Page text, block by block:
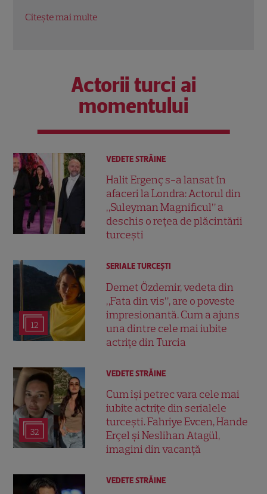
Citește mai multe
Actorii turci ai
momentului
VEDETE STRĂINE
Halit Ergenç s-a lansat în
afaceri la Londra: Actorul din
„Suleyman Magnificul” a
deschis o rețea de plăcintării
turcești
12
SERIALE TURCEŞTI
Demet Özdemir, vedeta din
„Fata din vis”, are o poveste
impresionantă. Cum a ajuns
una dintre cele mai iubite
actrițe din Turcia
32
VEDETE STRĂINE
Cum își petrec vara cele mai
iubite actrițe din serialele
turcești. Fahriye Evcen, Hande
Erçel și Neslihan Atagül,
imagini din vacanță
VEDETE STRĂINE